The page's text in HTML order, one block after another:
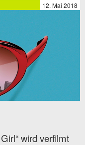
12. Mai 2018
wird verfilmt